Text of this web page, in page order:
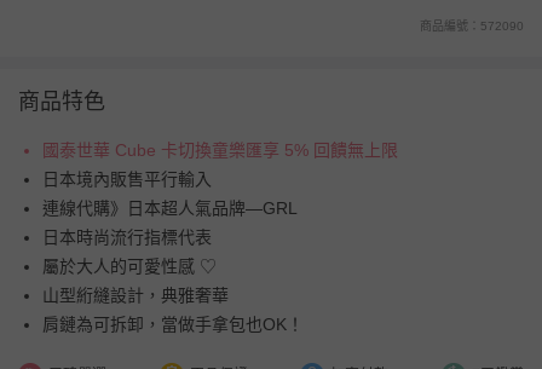
商品編號：572090
商品特色
國泰世華 Cube 卡切換童樂匯享 5% 回饋無上限
日本境內販售平行輸入
連線代購》日本超人氣品牌—GRL
日本時尚流行指標代表
屬於大人的可愛性感 ♡
山型絎縫設計，典雅奢華
肩鏈為可拆卸，當做手拿包也OK！